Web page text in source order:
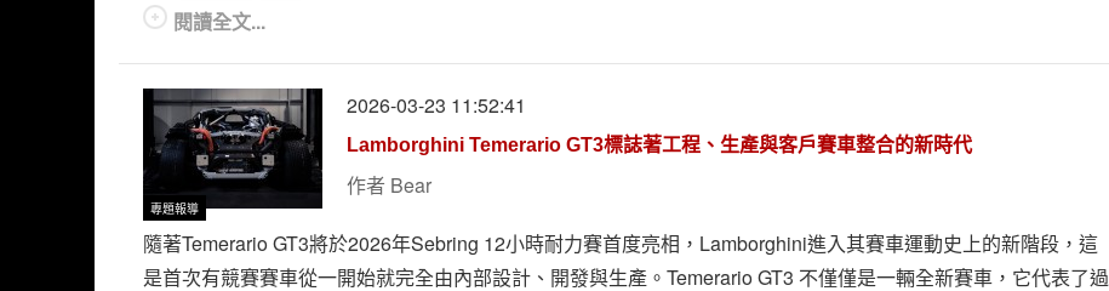
閱讀全文...
專題報導
2026-03-23 11:52:41
Lamborghini Temerario GT3標誌著工程、生產與客戶賽車整合的新時代
作者 Bear
隨著Temerario GT3將於2026年Sebring 12小時耐力賽首度亮相，Lamborghini進入其賽車運動史上的新階段，這
是首次有競賽賽車從一開始就完全由內部設計、開發與生產。Temerario GT3 不僅僅是一輛全新賽車，它代表了過